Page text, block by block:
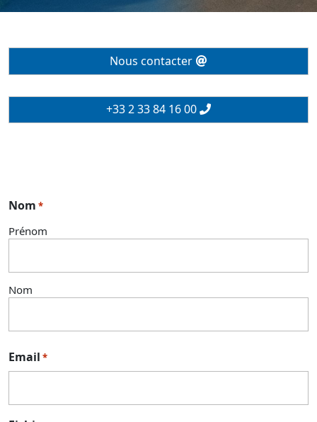
Nous contacter
+33 2 33 84 16 00
Nom *
Prénom
Nom
Email *